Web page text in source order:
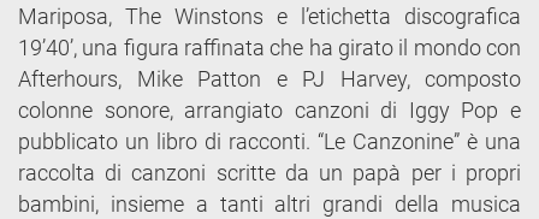
Mariposa, The Winstons e l’etichetta discografica
19’40’, una figura raffinata che ha girato il mondo con
Afterhours, Mike Patton e PJ Harvey, composto
colonne sonore, arrangiato canzoni di Iggy Pop e
pubblicato un libro di racconti. “Le Canzonine” è una
raccolta di canzoni scritte da un papà per i propri
bambini, insieme a tanti altri grandi della musica